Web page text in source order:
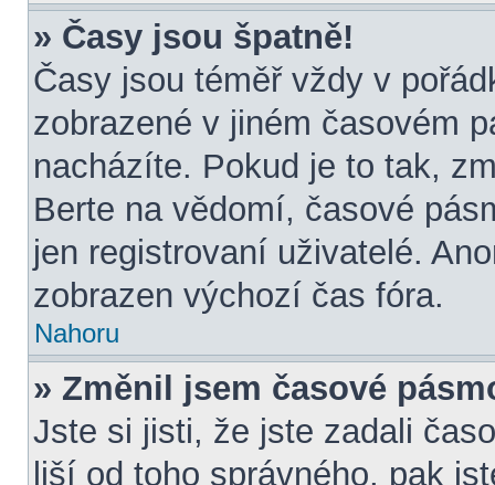
» Časy jsou špatně!
Časy jsou téměř vždy v
zobrazené v jiném časovém
nacházíte. Pokud je to tak,
Berte na vědomí, časové
jen registrovaní uživatelé.
zobrazen výchozí čas fóra.
Nahoru
» Změnil jsem časové
Jste si jisti, že jste zadali
liší od toho správného, pak